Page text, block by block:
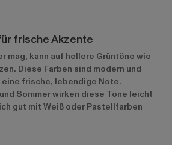
frische Akzente
mag, kann auf hellere Grüntöne wie
Diese Farben sind modern und
frische, lebendige Note.
Sommer wirken diese Töne leicht
gut mit Weiß oder Pastellfarben